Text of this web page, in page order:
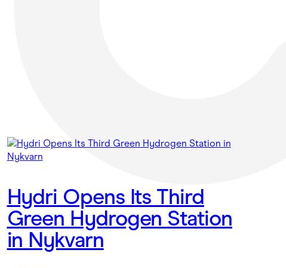
Hydri Opens Its Third
Green Hydrogen Station
in Nykvarn